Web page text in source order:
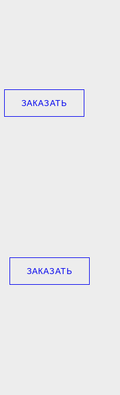
ЗАКАЗАТЬ
ЗАКАЗАТЬ